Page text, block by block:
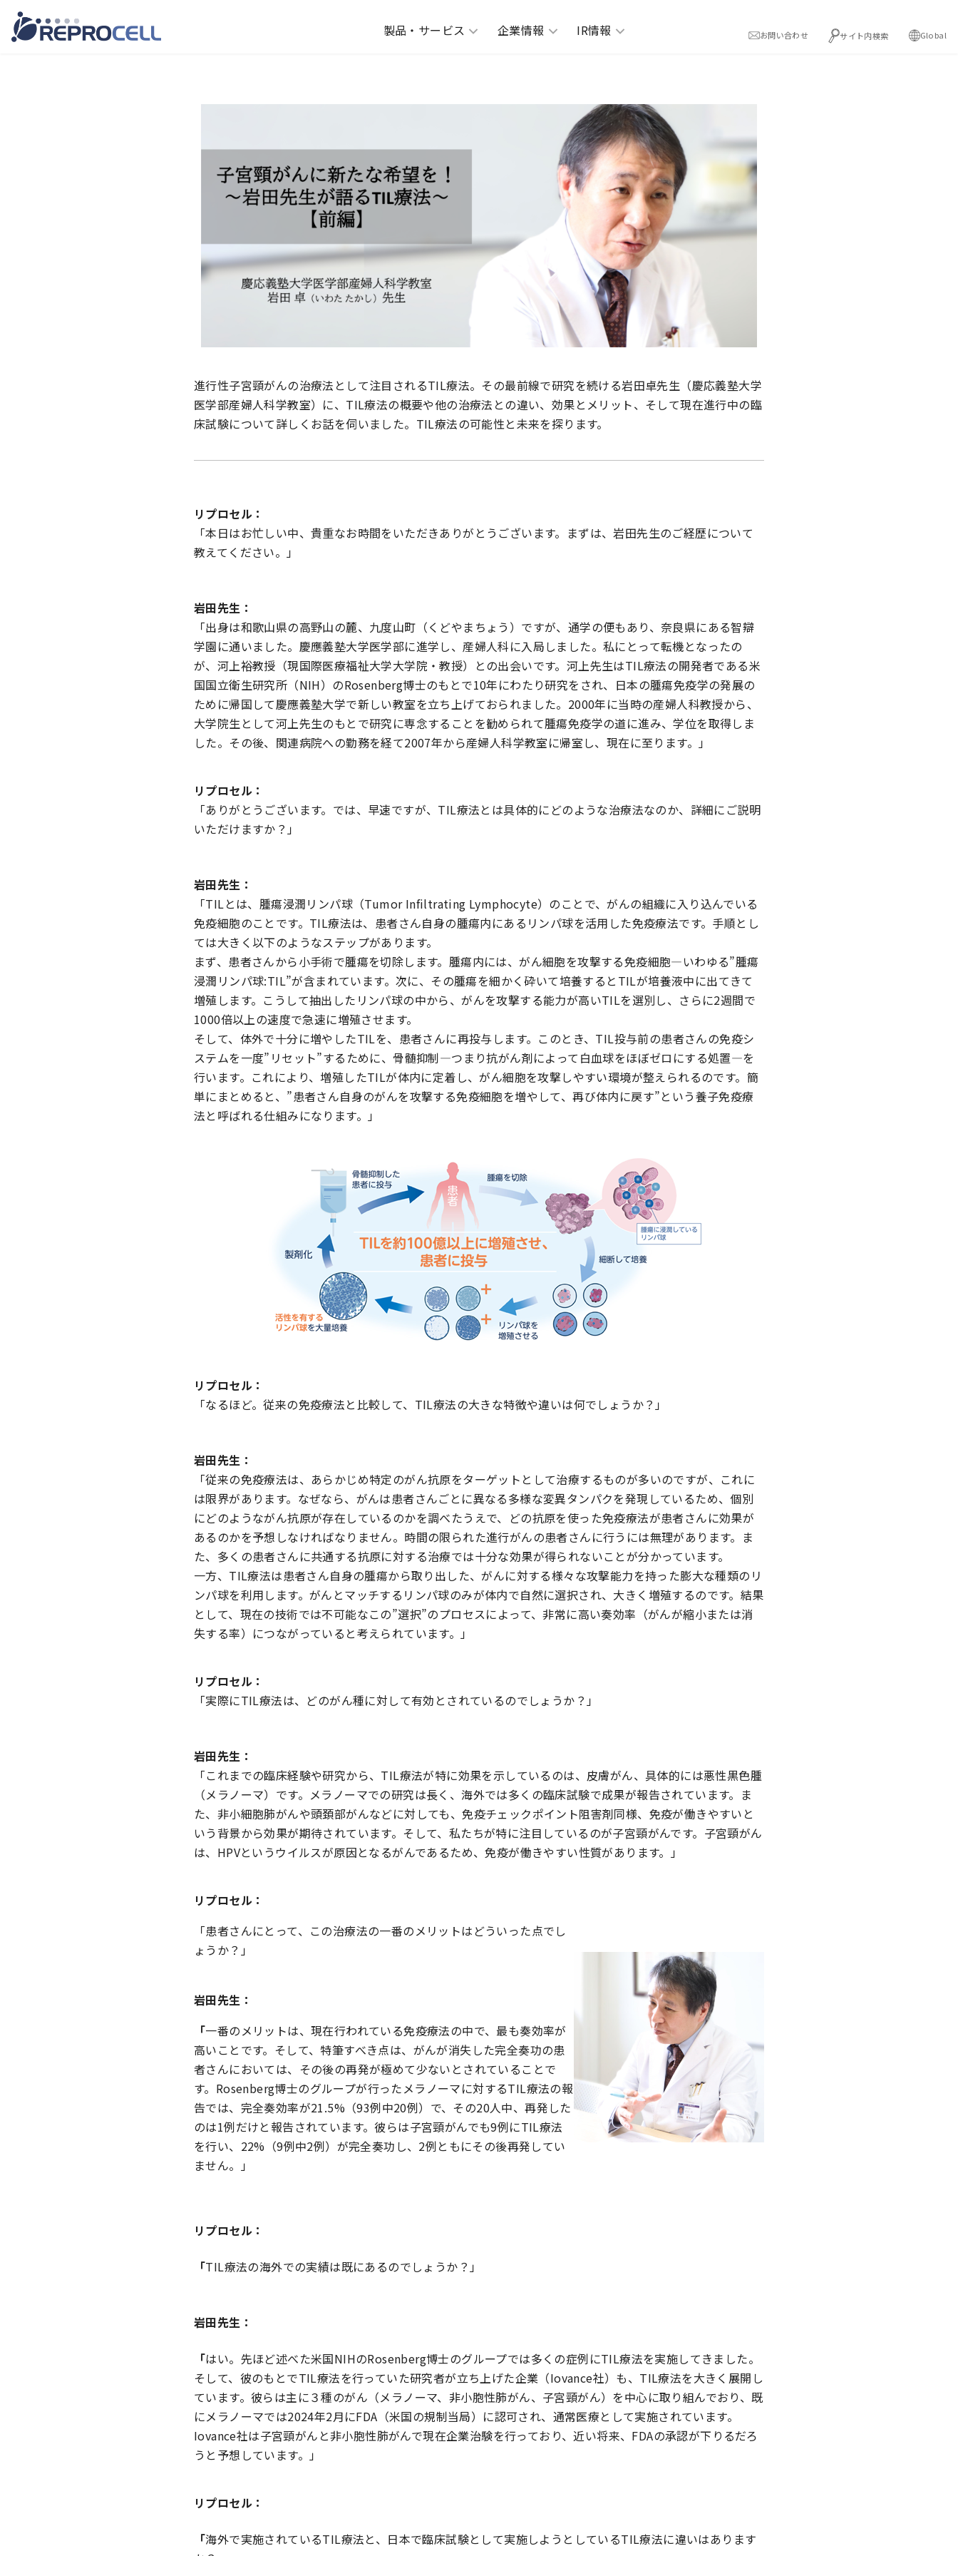
お問い合わせ サイト内検索 Global
製品・サービス 企業情報 IR情報
進行性子宮頸がんの治療法として注目されるTIL療法。その最前線で研究を続ける岩田卓先生（慶応義塾大学
医学部産婦人科学教室）に、TIL療法の概要や他の治療法との違い、効果とメリット、そして現在進行中の臨
床試験について詳しくお話を伺いました。TIL療法の可能性と未来を探ります。
リプロセル：
「本日はお忙しい中、貴重なお時間をいただきありがとうございます。まずは、岩田先生のご経歴について
教えてください。」
岩田先生：
「出身は和歌山県の高野山の麓、九度山町（くどやまちょう）ですが、通学の便もあり、奈良県にある智辯
学園に通いました。慶應義塾大学医学部に進学し、産婦人科に入局しました。私にとって転機となったの
が、河上裕教授（現国際医療福祉大学大学院・教授）との出会いです。河上先生はTIL療法の開発者である米
国国立衛生研究所（NIH）のRosenberg博士のもとで10年にわたり研究をされ、日本の腫瘍免疫学の発展の
ために帰国して慶應義塾大学で新しい教室を立ち上げておられました。2000年に当時の産婦人科教授から、
大学院生として河上先生のもとで研究に専念することを勧められて腫瘍免疫学の道に進み、学位を取得しま
した。その後、関連病院への勤務を経て2007年から産婦人科学教室に帰室し、現在に至ります。」
リプロセル：
「ありがとうございます。では、早速ですが、TIL療法とは具体的にどのような治療法なのか、詳細にご説明
いただけますか？」
岩田先生：
「TILとは、腫瘍浸潤リンパ球（Tumor Infiltrating Lymphocyte）のことで、がんの組織に入り込んでいる
免疫細胞のことです。TIL療法は、患者さん自身の腫瘍内にあるリンパ球を活用した免疫療法です。手順とし
ては大きく以下のようなステップがあります。
まず、患者さんから小手術で腫瘍を切除します。腫瘍内には、がん細胞を攻撃する免疫細胞―いわゆる”腫瘍
浸潤リンパ球:TIL”が含まれています。次に、その腫瘍を細かく砕いて培養するとTILが培養液中に出てきて
増殖します。こうして抽出したリンパ球の中から、がんを攻撃する能力が高いTILを選別し、さらに2週間で
1000倍以上の速度で急速に増殖させます。
そして、体外で十分に増やしたTILを、患者さんに再投与します。このとき、TIL投与前の患者さんの免疫シ
ステムを一度”リセット”するために、骨髄抑制―つまり抗がん剤によって白血球をほぼゼロにする処置―を
行います。これにより、増殖したTILが体内に定着し、がん細胞を攻撃しやすい環境が整えられるのです。簡
単にまとめると、”患者さん自身のがんを攻撃する免疫細胞を増やして、再び体内に戻す”という養子免疫療
法と呼ばれる仕組みになります。」
リプロセル：
「なるほど。従来の免疫療法と比較して、TIL療法の大きな特徴や違いは何でしょうか？」
岩田先生：
「従来の免疫療法は、あらかじめ特定のがん抗原をターゲットとして治療するものが多いのですが、これに
は限界があります。なぜなら、がんは患者さんごとに異なる多様な変異タンパクを発現しているため、個別
にどのようながん抗原が存在しているのかを調べたうえで、どの抗原を使った免疫療法が患者さんに効果が
あるのかを予想しなければなりません。時間の限られた進行がんの患者さんに行うには無理があります。ま
た、多くの患者さんに共通する抗原に対する治療では十分な効果が得られないことが分かっています。
一方、TIL療法は患者さん自身の腫瘍から取り出した、がんに対する様々な攻撃能力を持った膨大な種類のリ
ンパ球を利用します。がんとマッチするリンパ球のみが体内で自然に選択され、大きく増殖するのです。結果
として、現在の技術では不可能なこの”選択”のプロセスによって、非常に高い奏効率（がんが縮小または消
失する率）につながっていると考えられています。」
リプロセル：
「実際にTIL療法は、どのがん種に対して有効とされているのでしょうか？」
岩田先生：
「これまでの臨床経験や研究から、TIL療法が特に効果を示しているのは、皮膚がん、具体的には悪性黒色腫
（メラノーマ）です。メラノーマでの研究は長く、海外では多くの臨床試験で成果が報告されています。ま
た、非小細胞肺がんや頭頚部がんなどに対しても、免疫チェックポイント阻害剤同様、免疫が働きやすいと
いう背景から効果が期待されています。そして、私たちが特に注目しているのが子宮頸がんです。子宮頸がん
は、HPVというウイルスが原因となるがんであるため、免疫が働きやすい性質があります。」
リプロセル：
「患者さんにとって、この治療法の一番のメリットはどういった点でし
ょうか？」
岩田先生：
「一番のメリットは、現在行われている免疫療法の中で、最も奏効率が
高いことです。そして、特筆すべき点は、がんが消失した完全奏功の患
者さんにおいては、その後の再発が極めて少ないとされていることで
す。Rosenberg博士のグループが行ったメラノーマに対するTIL療法の報
告では、完全奏効率が21.5%（93例中20例）で、その20人中、再発した
のは1例だけと報告されています。彼らは子宮頸がんでも9例にTIL療法
を行い、22%（9例中2例）が完全奏功し、2例ともにその後再発してい
ません。」
リプロセル：
「TIL療法の海外での実績は既にあるのでしょうか？」
岩田先生：
「はい。先ほど述べた米国NIHのRosenberg博士のグループでは多くの症例にTIL療法を実施してきました。
そして、彼のもとでTIL療法を行っていた研究者が立ち上げた企業（Iovance社）も、TIL療法を大きく展開し
ています。彼らは主に３種のがん（メラノーマ、非小胞性肺がん、子宮頸がん）を中心に取り組んでおり、既
にメラノーマでは2024年2月にFDA（米国の規制当局）に認可され、通常医療として実施されています。
Iovance社は子宮頸がんと非小胞性肺がんで現在企業治験を行っており、近い将来、FDAの承認が下りるだろ
うと予想しています。」
リプロセル：
「海外で実施されているTIL療法と、日本で臨床試験として実施しようとしているTIL療法に違いはあります